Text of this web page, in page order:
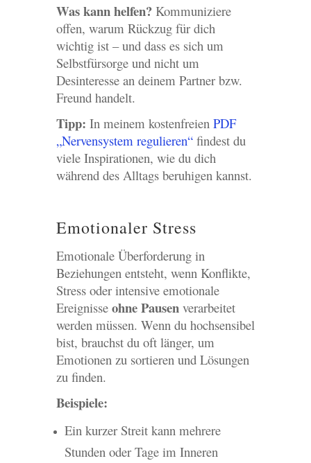
Was kann helfen?Kommuniziere
offen, warum Rückzug für dich
wichtig ist – und dass es sich um
Selbstfürsorge und nicht um
Desinteresse an deinem Partner bzw.
Freund handelt.
Tipp: In meinem kostenfreien PDF
„Nervensystem regulieren“findest du
viele Inspirationen, wie du dich
während des Alltags beruhigen kannst.
Emotionaler Stress
Emotionale Überforderung in
Beziehungen entsteht, wenn Konflikte,
Stress oder intensive emotionale
Ereignisse ohne Pausenverarbeitet
werden müssen. Wenn du hochsensibel
bist, brauchst du oft länger, um
Emotionen zu sortieren und Lösungen
zu finden.
Beispiele:
Ein kurzer Streit kann mehrere
Stunden oder Tage im Inneren